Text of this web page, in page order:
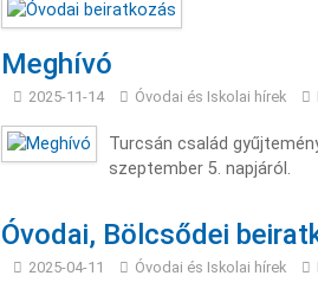
Meghívó
2025-11-14 Óvodai és Iskolai hírek
Turcsán család
szeptember 5. napjáról.
Óvodai, Bölcsődei
2025-04-11 Óvodai és Iskolai hírek